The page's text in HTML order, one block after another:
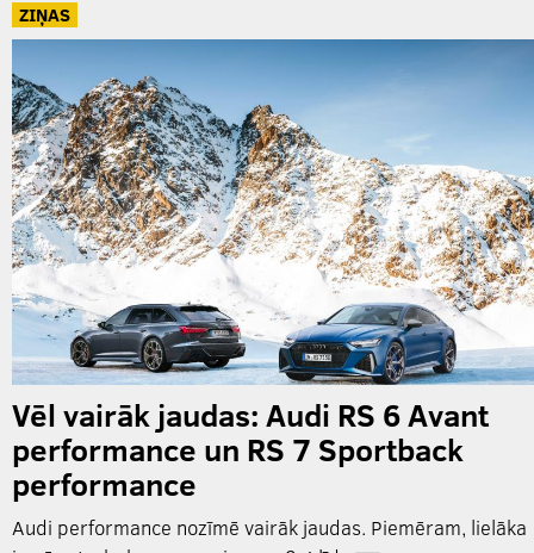
ZIŅAS
Vēl vairāk jaudas: Audi RS 6 Avant
performance un RS 7 Sportback
performance
Audi performance nozīmē vairāk jaudas. Piemēram, lielāka